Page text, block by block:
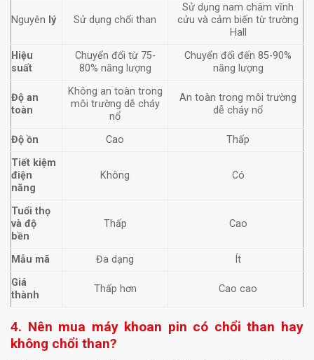
Nguyên lý Sử dụng chổi than
Sử dụng nam châm vĩnh
cửu và cảm biến từ trường
Hall
Hiệu
suất
Chuyển đổi từ 75-
80% năng lượng
Chuyển đổi đến 85-90%
năng lượng
Độ an
toàn
Không an toàn trong
môi trường dễ cháy
nổ
An toàn trong môi trường
dễ cháy nổ
Độ ồn Cao
Thấp
Tiết kiệm
điện
năng
Không Có
Tuổi thọ
và độ
bền
Thấp Cao
Mẫu mã Đa dạng
Ít
Giá
thành
Thấp hơn Cao cao
4. Nên mua máy khoan pin có chổi than hay
không chổi than?